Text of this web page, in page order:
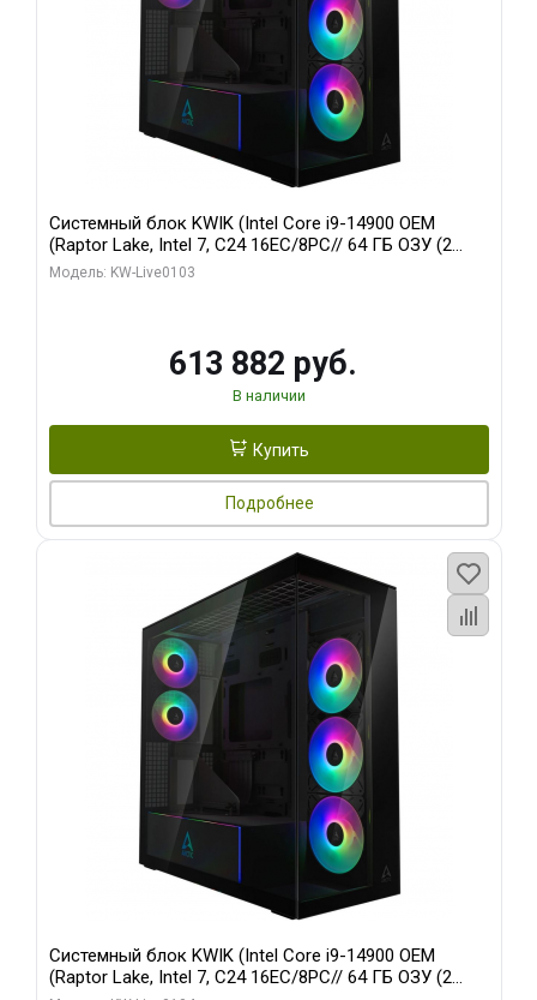
Системный блок KWIK (Intel Core i9-14900 OEM
(Raptor Lake, Intel 7, C24 16EC/8PC// 64 ГБ ОЗУ (2
модуля)/ Afox RTX4090 24GB GDDR6X 384-Bit 3xDP
Модель: KW-Live0103
613 882 руб.
В наличии
Купить
Подробнее
Системный блок KWIK (Intel Core i9-14900 OEM
(Raptor Lake, Intel 7, C24 16EC/8PC// 64 ГБ ОЗУ (2